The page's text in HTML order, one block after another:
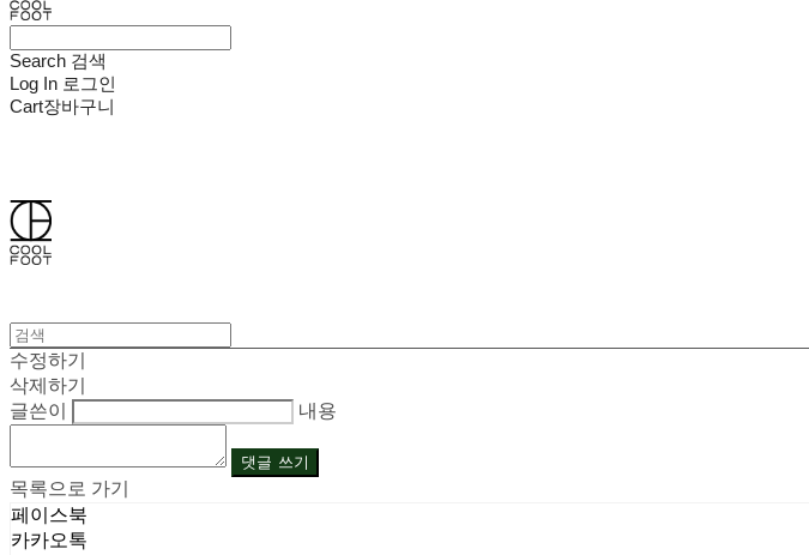
Search 검색
Log In 로그인
Cart장바구니
수정하기
삭제하기
글쓴이
내용
댓글 쓰기
목록으로 가기
페이스북
카카오톡